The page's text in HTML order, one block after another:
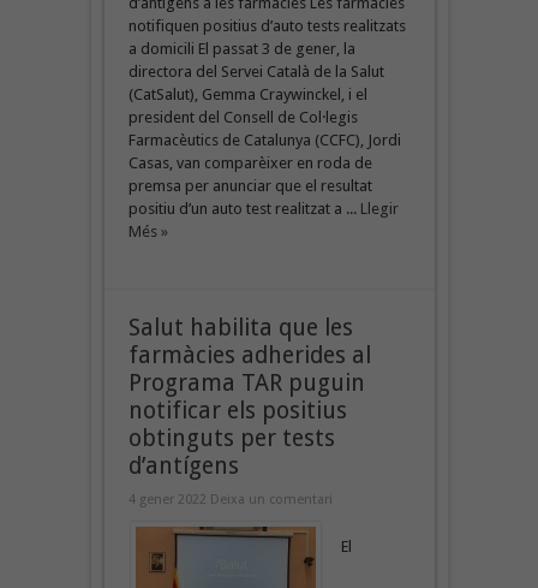
notifiquen positius d’auto tests realitzats
a domicili El passat 3 de gener, la
directora del Servei Català de la Salut
(CatSalut), Gemma Craywinckel, i el
president del Consell de Col·legis
Farmacèutics de Catalunya (CCFC), Jordi
Casas, van comparèixer en roda de
premsa per anunciar que el resultat
positiu d’un auto test realitzat a ... Llegir
Més »
Salut habilita que les
farmàcies adherides al
Programa TAR puguin
notificar els positius
obtinguts per tests
d’antígens
4 gener 2022 Deixa un comentari
El